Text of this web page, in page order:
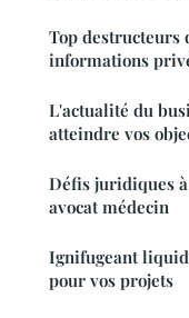
Top destructeurs
informations
L'actualité du
atteindre vos
Défis juridiques
avocat médecin
Ignifugeant
pour vos projets